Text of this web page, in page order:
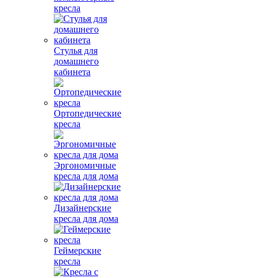
кресла
Стулья для
домашнего
кабинета
Ортопедические
кресла
Эргономичные
кресла для дома
Дизайнерские
кресла для дома
Геймерские
кресла